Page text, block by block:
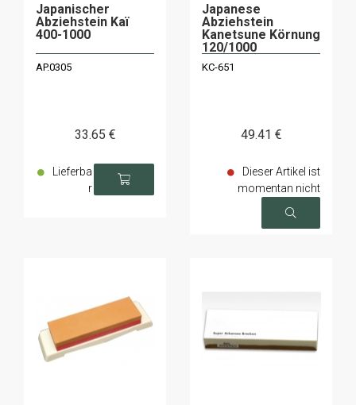
Japanischer
Abziehstein Kaï
400-1000
AP.0305
33.65 €
Lieferba
r
Japanese
Abziehstein
Kanetsune Körnung
120/1000
KC-651
49.41 €
Dieser Artikel ist
momentan nicht
verfügbar